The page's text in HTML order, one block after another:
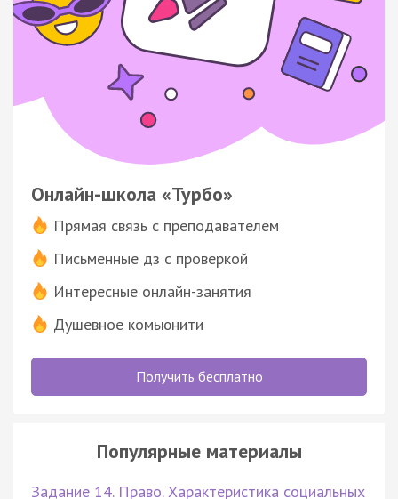
Онлайн-школа «Турбо»
Прямая связь с преподавателем
Письменные дз с проверкой
Интересные онлайн-занятия
Душевное комьюнити
Получить бесплатно
Популярные материалы
Задание 14. Право. Характеристика социальных